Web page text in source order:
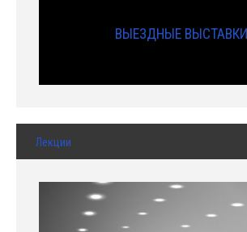
ВЫЕЗДНЫЕ ВЫСТАВКИ
Лекции